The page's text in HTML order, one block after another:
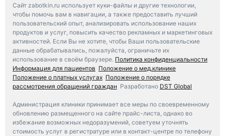
Сайт zabotkin.ru использует куки-файлы и другие технологии,
чтобы помочь вам в навигации, а также предоставить лучший
пользовательский опыт, анализировать использование наших
продуктов и услуг, повысить качество рекламных и маркетинговых
активностей. Если Вы не хотите, чтобы Ваши пользовательские
данные обрабатывались, пожалуйста, ограничьте их
использование в своём браузере. Политика конфиденциальности
Информация для пациентов Положение о мед.клинике
Положение о платных услугах Положение о порядке
рассмотрения обращений граждан Разработано DST Global
Администрация клиники принимает все меры по своевременному
обновлению размещенного на сайте прайс-листа, однако во
избежание возможных недоразумений, советуем уточнять
стоимость услуг в регистратуре или в контакт-центре по телефону